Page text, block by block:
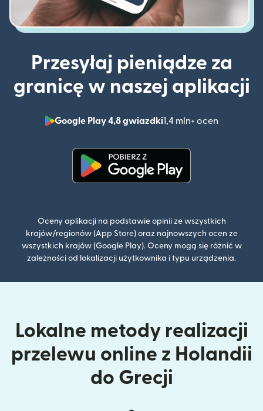
Przesyłaj pieniądze za
granicę w naszej aplikacji
Google Play 4,8 gwiazdki1,4 mln+ ocen
(otwiera
Oceny aplikacji na podstawie opinii ze wszystkich
krajów/regionów (App Store) oraz najnowszych ocen ze
wszystkich krajów (Google Play). Oceny mogą się różnić w
zależności od lokalizacji użytkownika i typu urządzenia.
Lokalne metody realizacji
przelewu online z Holandii
do Grecji